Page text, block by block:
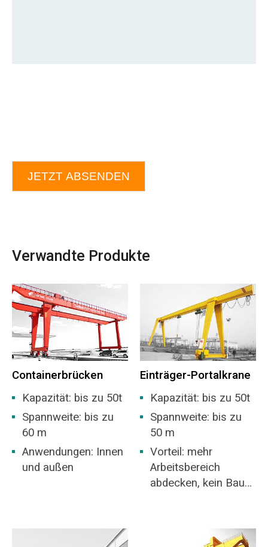
JETZT ABSENDEN
Verwandte Produkte
Containerbrücken
Kapazität: bis zu 50t
Spannweite: bis zu
60 m
Anwendungen: Innen
und außen
Einträger-Portalkrane
Kapazität: bis zu 50t
Spannweite: bis zu
50 m
Vorteil: mehr
Arbeitsbereich
abdecken, kein Bau